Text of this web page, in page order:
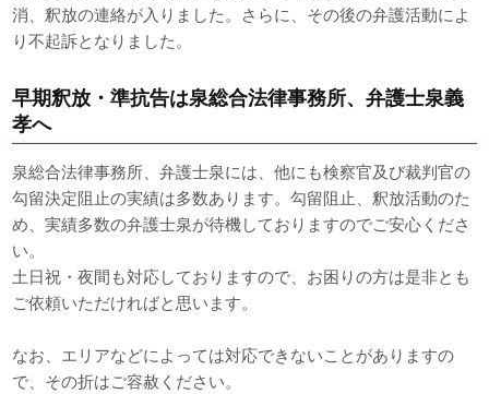
消、釈放の連絡が入りました。さらに、その後の弁護活動によ
り不起訴となりました。
早期釈放・準抗告は泉総合法律事務所、弁護士泉義
孝へ
泉総合法律事務所、弁護士泉には、他にも検察官及び裁判官の
勾留決定阻止の実績は多数あります。勾留阻止、釈放活動のた
め、実績多数の弁護士泉が待機しておりますのでご安心くださ
い。
土日祝・夜間も対応しておりますので、お困りの方は是非とも
ご依頼いただければと思います。
なお、エリアなどによっては対応できないことがありますの
で、その折はご容赦ください。